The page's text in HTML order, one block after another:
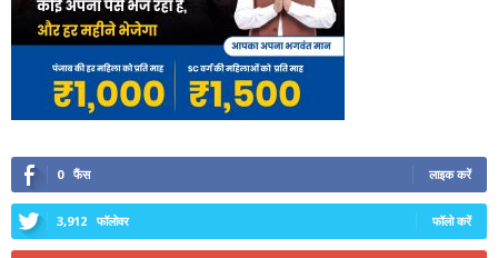
0 फैंस लाइक करें
3,912 फॉलोवर फॉलो करें